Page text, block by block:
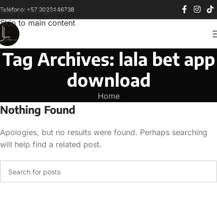
Skip to navigation
Skip to main content
Teléfono: +57 3022446738
Tag Archives: lala bet app
download
Home
Nothing Found
Apologies, but no results were found. Perhaps searching
will help find a related post.